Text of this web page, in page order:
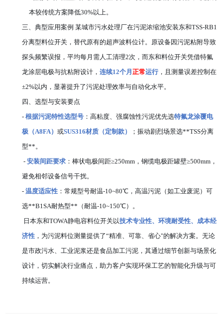
本较传统方案降低30%以上。
三、典型应用案例 某城市污水处理厂在污泥浓缩池安装东和TSS-RB1
分离型料位开关，替代原有的超声波料位计。原设备因污泥粘附导致
探头频繁误报，平均每月需人工清理2次，而东和料位开关凭借特氟
龙涂层电极与抗粘附设计，连续12个月正常运行 ，且测量误差控制在
±2%以内，显著提升了污泥处理效率与自动化水平。
四、选型与安装要点
-根据污泥特性选型号 ：高粘度、强腐蚀性污泥优先选特氟龙涂覆电
极（A8FA）或SUS316材质（定制款）
；振动剧烈场景选**TSS分离
型**。
-安装间距要求 ：棒状电极间距≥250mm，钢缆电极距罐壁≥500mm，
避免相邻设备信号干扰。
-温度适应性 ：常规型号耐温-10~80℃，高温污泥（如工业废泥）可
选**B1SA耐热型**（耐温-10~150℃）。
日本东和TOWA静电容料位开关以技术专业性、环境耐受性、成本经
济性 ，为污泥料位测量提供了“精准、可靠、省心"的解决方案。无论
是市政污水、工业泥浆还是食品加工污泥，其通过细节创新与场景化
设计，切实解决行业痛点，助力客户实现环保工艺的智能化升级与可
持续运营。